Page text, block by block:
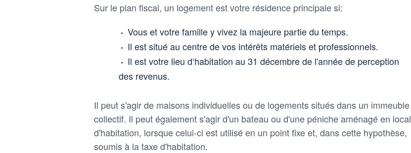
Sur le plan fiscal, un logement est votre résidence principale si:
Vous et votre famille y vivez la majeure partie du temps.
Il est situé au centre de vos intérêts matériels et professionnels.
Il est votre lieu d‘habitation au 31 décembre de l'année de perception
des revenus.
Il peut s'agir de maisons individuelles ou de logements situés dans un immeuble
collectif. Il peut également s'agir d'un bateau ou d'une péniche aménagé en local
d'habitation, lorsque celui-ci est utilisé en un point fixe et, dans cette hypothèse,
soumis à la taxe d'habitation.